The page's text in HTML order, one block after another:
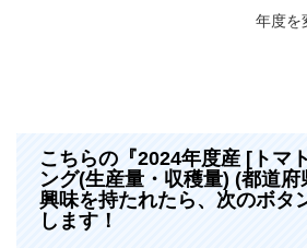
年度を
こちらの『2024年度産 [トマ
ング(生産量・収穫量) (都道
興味を持たれたら、次のボタ
します！